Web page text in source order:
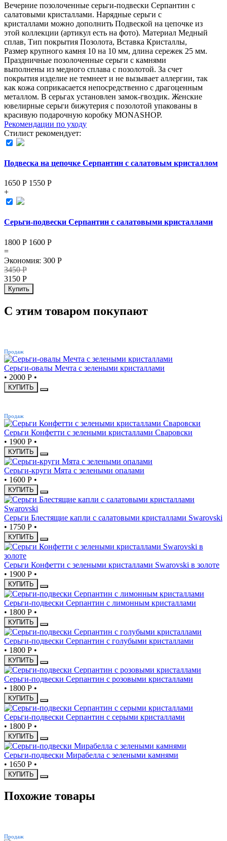
Вечерние позолоченные серьги-подвески Серпантин с
салатовыми кристаллами. Нарядные серьги с
кристаллами можно дополнить Подвеской на цепочке из
этой коллекции (aртикул есть на фoто). Материал Медный
сплав, Тип покрытия Позолота, Вставка Кристаллы,
Размер крупного камня 10 на 10 мм, длина сережек 25 мм.
Праздничные позолоченные серьги с камнями
выполнены из медного сплава с позолотой. За счет
покрытия изделие не темнеет и не вызывает аллергии, так
как кожа соприкасается непосредственно с драгоценным
металлом. В серьгах установлен замок-гвоздик. Женские
ювелирные серьги бижутерия с позолотой упакованы в
красивую подарочную коробку MONASHOP.
Рекомендации по уходу
Стилист рекомендует:
Подвеска на цепочке Серпантин с салатовым кристаллом
1650 Р 1550 Р
+
Серьги-подвески Серпантин с салатовыми кристаллами
1800 Р 1600 Р
=
Экономия: 300 Р
3450Р
3150 Р
Купить
С этим товаром покупают
Продаж
Серьги-овалы Мечта с зелеными кристаллами
• 2000 Р •
КУПИТЬ
Продаж
Серьги Конфетти с зелеными кристаллами Сваровски
• 1900 Р •
КУПИТЬ
Серьги-круги Мята с зелеными опалами
• 1600 Р •
КУПИТЬ
Серьги Блестящие капли с салатовыми кристаллами Swarovski
• 1750 Р •
КУПИТЬ
Серьги Конфетти с зелеными кристаллами Swarovski в золоте
• 1900 Р •
КУПИТЬ
Серьги-подвески Серпантин с лимонным кристаллами
• 1800 Р •
КУПИТЬ
Серьги-подвески Серпантин с голубыми кристаллами
• 1800 Р •
КУПИТЬ
Серьги-подвески Серпантин с розовыми кристаллами
• 1800 Р •
КУПИТЬ
Серьги-подвески Серпантин с серыми кристаллами
• 1800 Р •
КУПИТЬ
Серьги-подвески Мирабелла с зелеными камнями
• 1650 Р •
КУПИТЬ
Похожие товары
Продаж